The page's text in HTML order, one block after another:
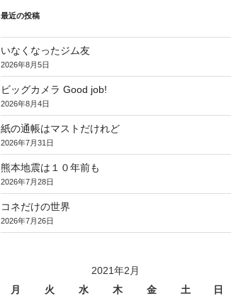
最近の投稿
いなくなったジム友
2026年8月5日
ビッグカメラ Good job!
2026年8月4日
紙の通帳はマストだけれど
2026年7月31日
熊本地震は１０年前も
2026年7月28日
コネだけの世界
2026年7月26日
2021年2月
月
火 水 木 金 土 日